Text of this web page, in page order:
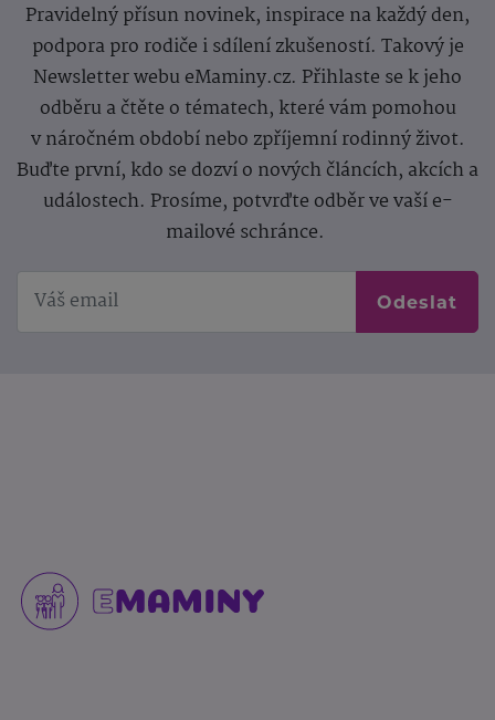
Pravidelný přísun novinek, inspirace na každý den,
podpora pro rodiče i sdílení zkušeností. Takový je
Newsletter webu eMaminy.cz. Přihlaste se k jeho
odběru a čtěte o tématech, které vám pomohou
v náročném období nebo zpříjemní rodinný život.
Buďte první, kdo se dozví o nových článcích, akcích a
událostech. Prosíme, potvrďte odběr ve vaší e-
mailové schránce.
Odeslat